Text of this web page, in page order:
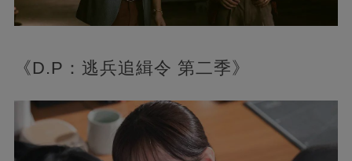
《D.P：逃兵追緝令 第二季》